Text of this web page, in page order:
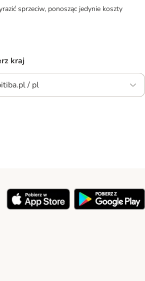
sprzeciw, ponosząc jedynie koszty
kraj
/ pl